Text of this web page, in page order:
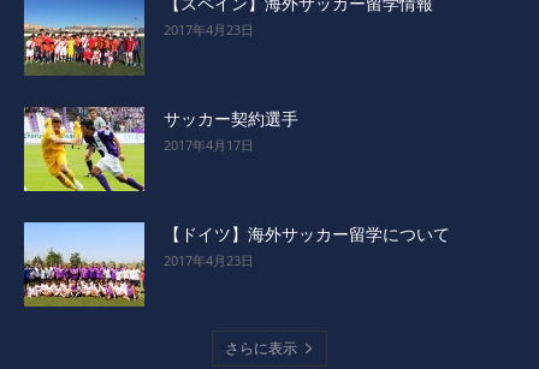
【スペイン】海外サッカー留学情報
2017年4月23日
サッカー契約選手
2017年4月17日
【ドイツ】海外サッカー留学について
2017年4月23日
さらに表示